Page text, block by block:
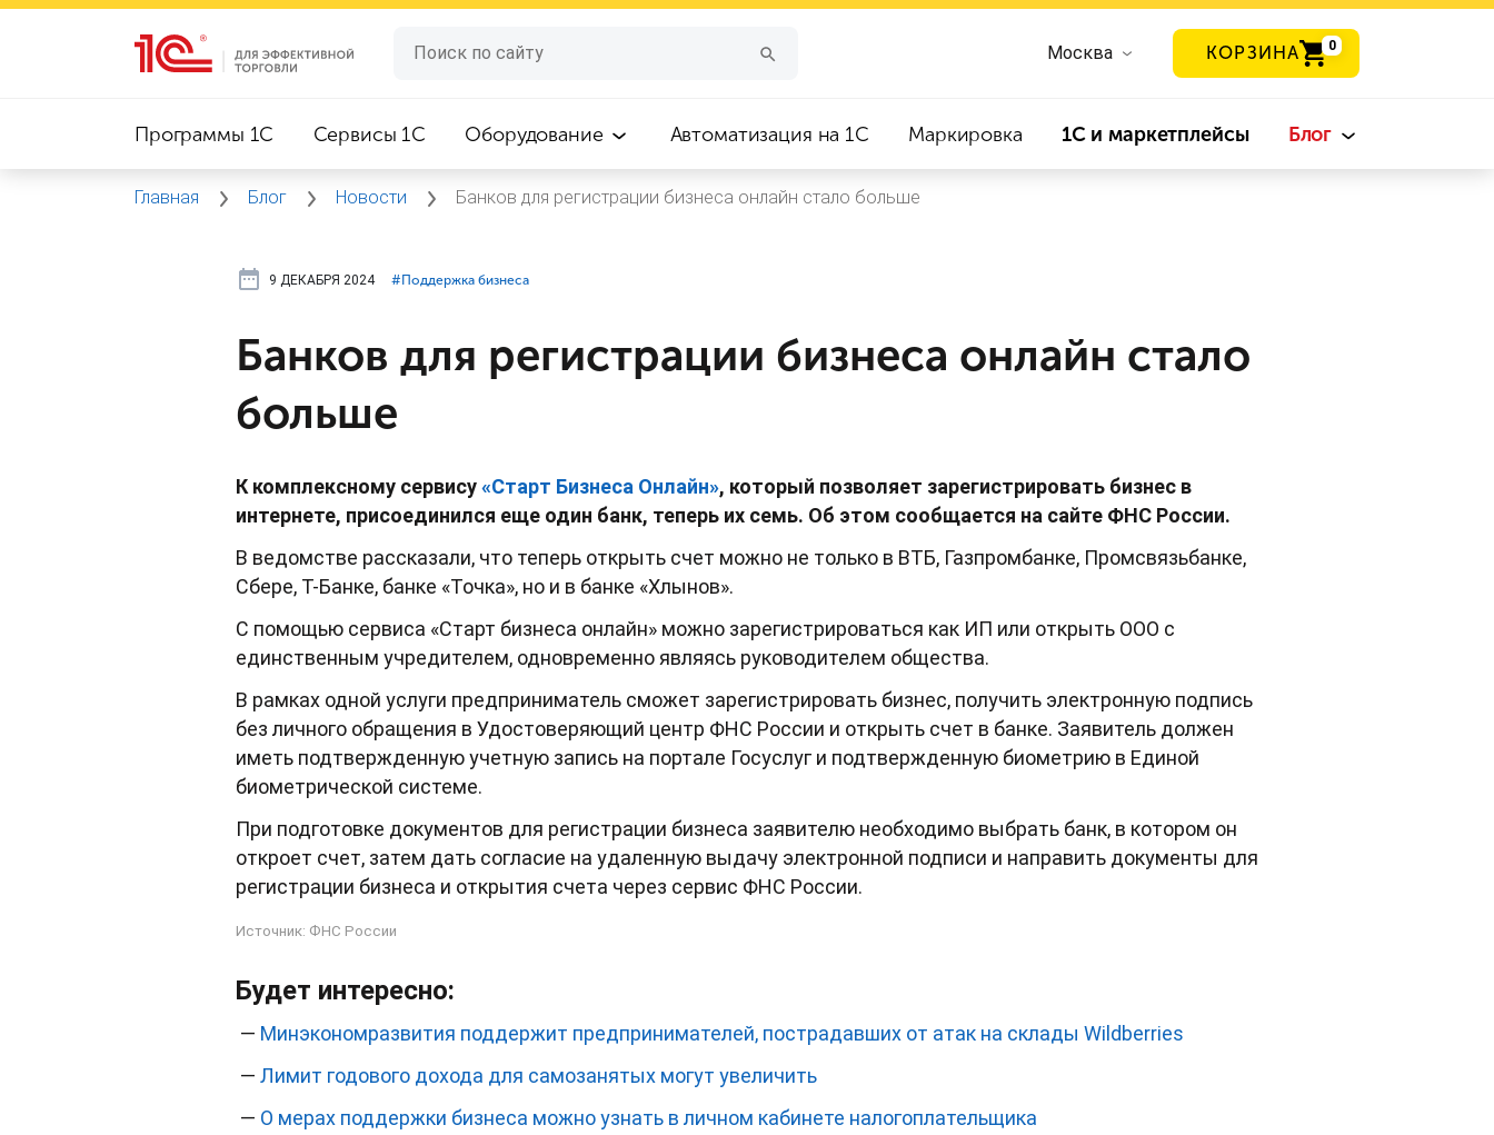
Москва КОРЗИНА 0
Программы 1C Сервисы 1C Оборудование Автоматизация на 1С Маркировка 1С и маркетплейсы Блог
Главная Блог Новости Банков для регистрации бизнеса онлайн стало больше
9 ДЕКАБРЯ 2024 #⁣Поддержка бизнеса
Банков для регистрации бизнеса онлайн стало
больше
К комплексному сервису«Старт Бизнеса Онлайн», который позволяет зарегистрировать бизнес в
интернете, присоединился еще один банк, теперь их семь. Об этом сообщается на сайте ФНС России.
В ведомстве рассказали, что теперь открыть счет можно не только в ВТБ, Газпромбанке, Промсвязьбанке,
Сбере, Т-Банке, банке «Точка», но и в банке «Хлынов».
С помощью сервиса «Старт бизнеса онлайн» можно зарегистрироваться как ИП или открыть ООО с
единственным учредителем, одновременно являясь руководителем общества.
В рамках одной услуги предприниматель сможет зарегистрировать бизнес, получить электронную подпись
без личного обращения в Удостоверяющий центр ФНС России и открыть счет в банке. Заявитель должен
иметь подтвержденную учетную запись на портале Госуслуг и подтвержденную биометрию в Единой
биометрической системе.
При подготовке документов для регистрации бизнеса заявителю необходимо выбрать банк, в котором он
откроет счет, затем дать согласие на удаленную выдачу электронной подписи и направить документы для
регистрации бизнеса и открытия счета через сервис ФНС России.
Источник: ФНС России
Будет интересно:
— Минэкономразвития поддержит предпринимателей, пострадавших от атак на склады Wildberries
— Лимит годового дохода для самозанятых могут увеличить
— О мерах поддержки бизнеса можно узнать в личном кабинете налогоплательщика